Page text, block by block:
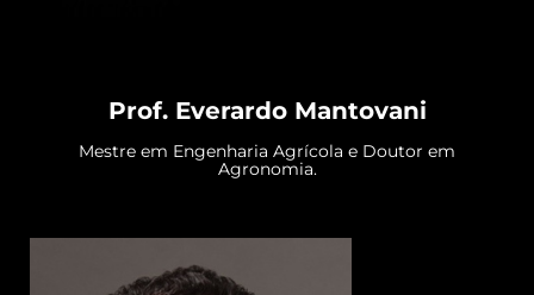
Prof. Everardo Mantovani
Mestre em Engenharia Agrícola e Doutor em
Agronomia.